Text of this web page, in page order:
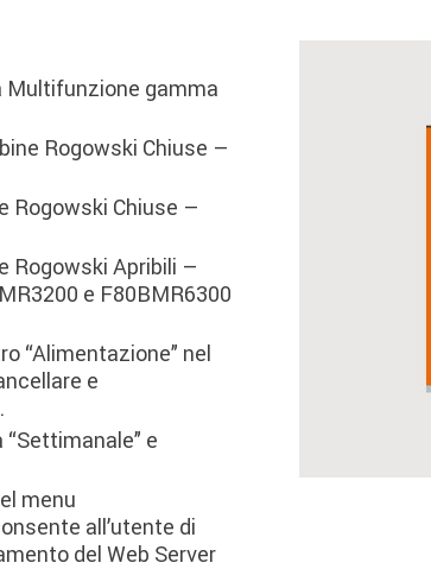
Multifunzione gamma
Rogowski Chiuse –
Rogowski Chiuse –
Rogowski Apribili –
e F80BMR6300
“Alimentazione” nel
e
e
menu
all’utente di
del Web Server